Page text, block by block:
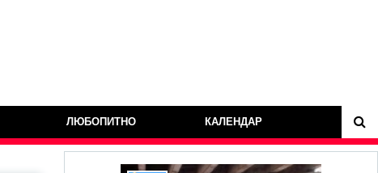
ЛЮБОПИТНО КАЛЕНДАР